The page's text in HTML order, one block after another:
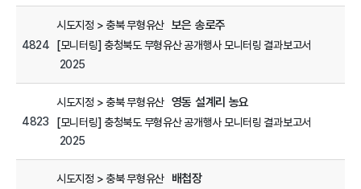
4824
시도지정 > 충북 무형유산 보은 송로주
[모니터링] 충청북도 무형유산 공개행사 모니터링 결과보고서
2025
4823
시도지정 > 충북 무형유산 영동 설계리 농요
[모니터링] 충청북도 무형유산 공개행사 모니터링 결과보고서
2025
시도지정 > 충북 무형유산 배첩장